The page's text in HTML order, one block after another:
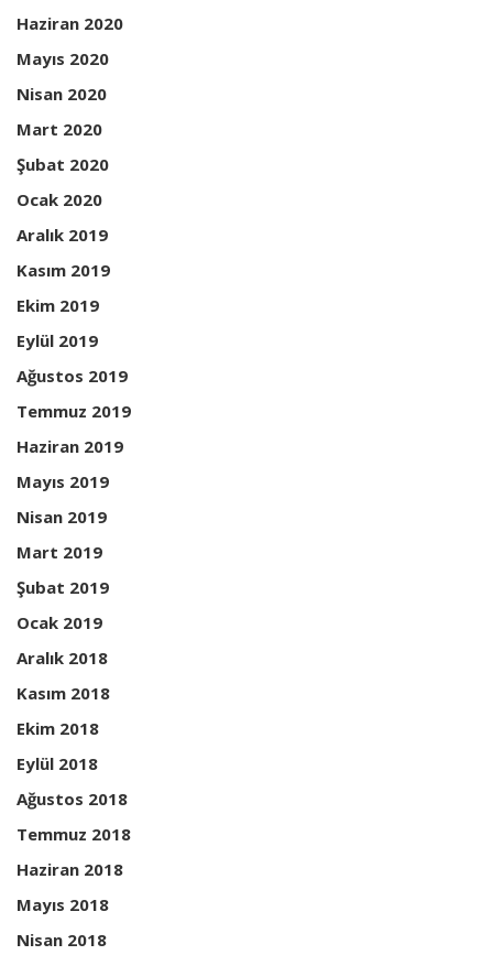
Haziran 2020
Mayıs 2020
Nisan 2020
Mart 2020
Şubat 2020
Ocak 2020
Aralık 2019
Kasım 2019
Ekim 2019
Eylül 2019
Ağustos 2019
Temmuz 2019
Haziran 2019
Mayıs 2019
Nisan 2019
Mart 2019
Şubat 2019
Ocak 2019
Aralık 2018
Kasım 2018
Ekim 2018
Eylül 2018
Ağustos 2018
Temmuz 2018
Haziran 2018
Mayıs 2018
Nisan 2018